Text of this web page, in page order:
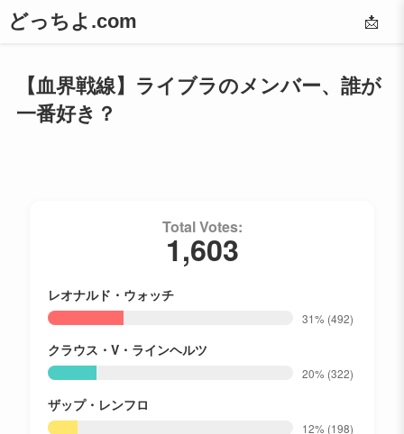
どっちよ.com 📩
【血界戦線】ライブラのメンバー、誰が
一番好き？
Total Votes:
1,603
レオナルド・ウォッチ
31% (492)
クラウス・V・ラインヘルツ
20% (322)
ザップ・レンフロ
12% (198)